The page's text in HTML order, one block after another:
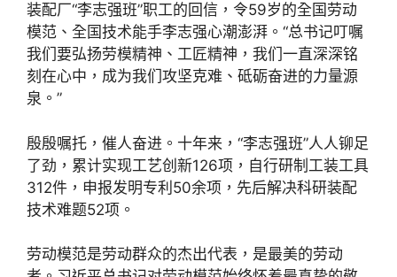
装配厂“李志强班”职工的回信，令59岁的全国劳动
模范、全国技术能手李志强心潮澎湃。“总书记叮嘱
我们要弘扬劳模精神、工匠精神，我们一直深深铭
刻在心中，成为我们攻坚克难、砥砺奋进的力量源
泉。”
殷殷嘱托，催人奋进。十年来，“李志强班”人人铆足
了劲，累计实现工艺创新126项，自行研制工装工具
312件，申报发明专利50余项，先后解决科研装配
技术难题52项。
劳动模范是劳动群众的杰出代表，是最美的劳动